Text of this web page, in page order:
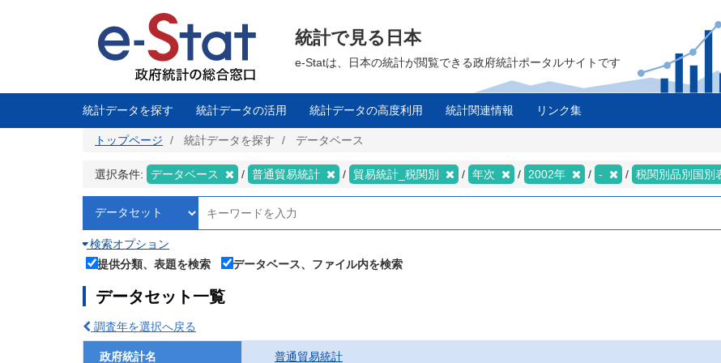
に
統計で見る日本
e-Statは、日本の統計が閲覧できる政府統計ポータルサイトです
統計データを探す 統計データの活用 統計データの高度利用 統計関連情報 リンク集
トップページ 統計データを探す データベース
選択条件: データベース 普通貿易統計 貿易統計_税関別 年次 2002年 - 税関別品別国別
検索オプション
提供分類、表題を検索
データベース、ファイル内を検索
データセット一覧
調査年を選択へ戻る
政府統計名 普通貿易統計